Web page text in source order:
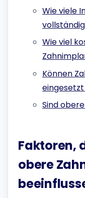
Wie viele
Wie viel
Können
Sind
Faktoren,
obere